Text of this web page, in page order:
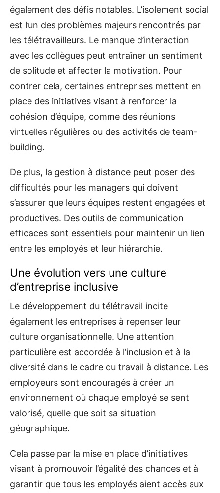
également des défis notables. L’isolement social
est l’un des problèmes majeurs rencontrés par
les télétravailleurs. Le manque d’interaction
avec les collègues peut entraîner un sentiment
de solitude et affecter la motivation. Pour
contrer cela, certaines entreprises mettent en
place des initiatives visant à renforcer la
cohésion d’équipe, comme des réunions
virtuelles régulières ou des activités de team-
building.
De plus, la gestion à distance peut poser des
difficultés pour les managers qui doivent
s’assurer que leurs équipes restent engagées et
productives. Des outils de communication
efficaces sont essentiels pour maintenir un lien
entre les employés et leur hiérarchie.
Une évolution vers une culture
d’entreprise inclusive
Le développement du télétravail incite
également les entreprises à repenser leur
culture organisationnelle. Une attention
particulière est accordée à l’inclusion et à la
diversité dans le cadre du travail à distance. Les
employeurs sont encouragés à créer un
environnement où chaque employé se sent
valorisé, quelle que soit sa situation
géographique.
Cela passe par la mise en place d’initiatives
visant à promouvoir l’égalité des chances et à
garantir que tous les employés aient accès aux